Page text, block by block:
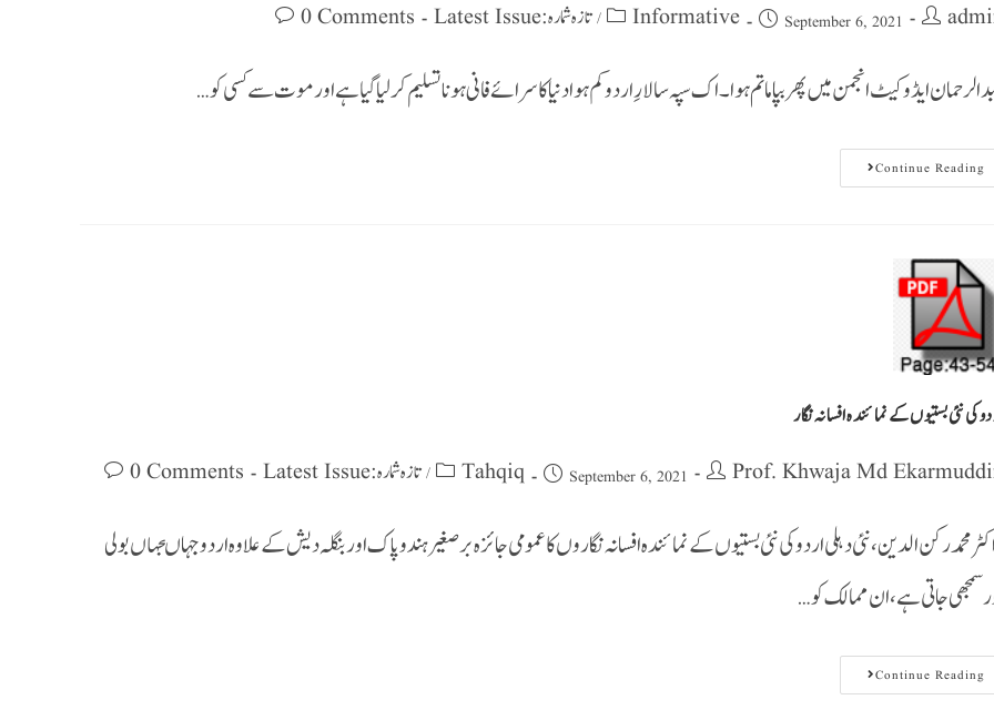
September 6, 2021
Informative
/ تازہ شمارہ : Latest Issue 0 Comments
الرحمان ایڈوکیٹ انجمن میں پھر بپا ماتم ہوا۔اک سپہ سالارِ اردو کم ہوا دنیا کا سرائے فانی ہونا تسلیم کر لیا گیا ہے اور موت سے کسی کو…
Continue Reading
نئی بستیوں کے نمائندہ افسانہ نگار
Prof. Khwaja Md
September 6, 2021
Tahqiq
/ تازہ شمارہ : Latest Issue 0 Comments
رکن الدین ، نئی دہلی اردوکی نئی بستیوں کے نمائندہ افسانہ نگاروں کا عمومی جائزہ برصغیرہندوپاک اوربنگلہ دیش کے علاوہ اردوجہاںجہاں بولی
جاتی ہے، ان ممالک کو…
Continue Reading